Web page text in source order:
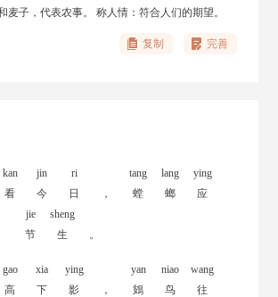
麦子，代表农事。 称人情：符合人们的期望。
复制 完善
kan
看
jin
今
ri
日
，
tang
螳
lang
螂
ying
应
jie
节
sheng
生
。
gao
高
xia
下
ying
影
，
yan
鴳
niao
鸟
wang
往